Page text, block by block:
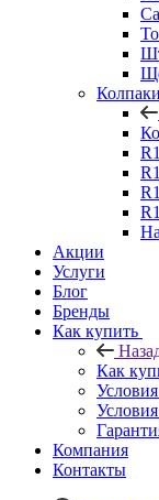
Колпаки
Акции
Услуги
Блог
Бренды
Как купить
Как
Компания
Контакты